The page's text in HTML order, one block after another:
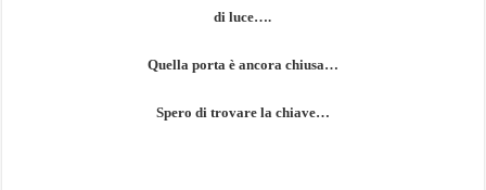
di luce….
Quella porta è ancora chiusa…
Spero di trovare la chiave…